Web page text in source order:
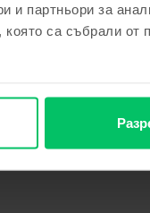
и партньори за
са събрали от